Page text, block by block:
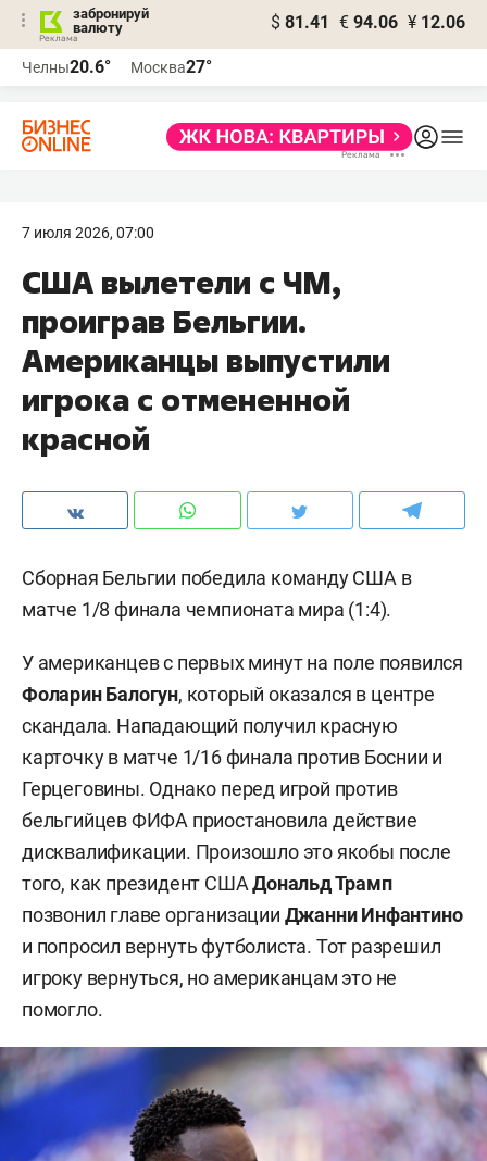
забронируй
валюту
$ 81.41 € 94.06 ¥ 12.06
Челны20.6° Москва27°
7 июля 2026, 07:00
США вылетели с ЧМ,
проиграв Бельгии.
Американцы выпустили
игрока с отмененной
красной
Сборная Бельгии победила команду США в
матче 1/8 финала чемпионата мира (1:4).
У американцев с первых минут на поле появился
Фоларин Балогун, который оказался в центре
скандала. Нападающий получил красную
карточку в матче 1/16 финала против Боснии и
Герцеговины. Однако перед игрой против
бельгийцев ФИФА приостановила действие
дисквалификации. Произошло это якобы после
того, как президент СШАДональд Трамп
позвонил главе организации Джанни Инфантино
и попросил вернуть футболиста. Тот разрешил
игроку вернуться, но американцам это не
помогло.